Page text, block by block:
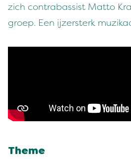
zich contrabassist Matto
groep. Een ijzersterk
Theme